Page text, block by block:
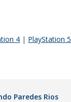
4 | PlayStation 5
Paredes Rios